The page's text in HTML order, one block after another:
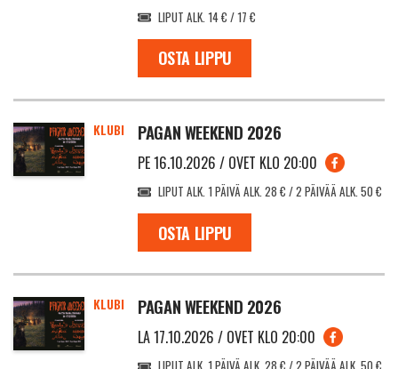
LIPUT ALK. 14 € / 17 €
OSTA LIPPU
KLUBI PAGAN WEEKEND 2026
PE 16.10.2026 / OVET KLO 20:00
LIPUT ALK. 1 PÄIVÄ ALK. 28 € / 2 PÄIVÄÄ ALK. 50 €
OSTA LIPPU
KLUBI PAGAN WEEKEND 2026
LA 17.10.2026 / OVET KLO 20:00